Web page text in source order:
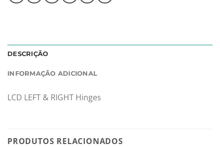
DESCRIÇÃO
INFORMAÇÃO ADICIONAL
LCD LEFT & RIGHT Hinges
PRODUTOS RELACIONADOS